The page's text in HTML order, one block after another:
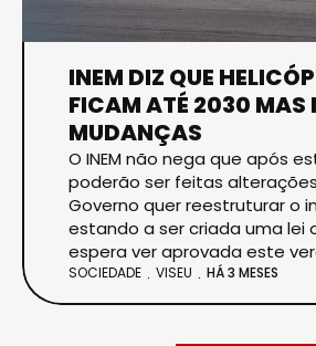
INEM DIZ QUE
FICAM ATÉ 2030 MAS
MUDANÇAS
O INEM não nega que após
poderão ser feitas
Governo quer reestruturar o
estando a ser criada uma lei
espera ver aprovada este
SOCIEDADE VISEU HÁ 3 MESES